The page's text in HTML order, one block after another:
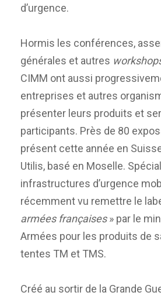
d’urgence.
Hormis les conférences,
générales et autres
CIMM ont aussi
entreprises et autres
présenter leurs produits et
participants. Près de 80
présent cette année en
Utilis, basé en Moselle.
infrastructures d’urgence
récemment vu remettre le
armées françaises» par le
Armées pour les produits de
tentes TM et TMS.
Créé au sortir de la Grande